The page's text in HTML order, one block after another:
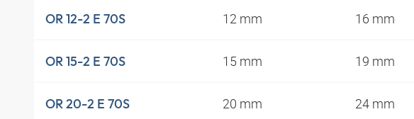
OR 12-2 E 70S 12 mm 16 mm
OR 15-2 E 70S 15 mm 19 mm
OR 20-2 E 70S 20 mm 24 mm